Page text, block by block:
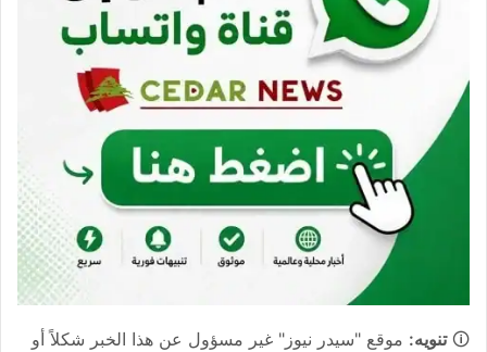
🛈تنويه: موقع "سيدر نيوز" غير مسؤول عن هذا الخبر شكلاً أو